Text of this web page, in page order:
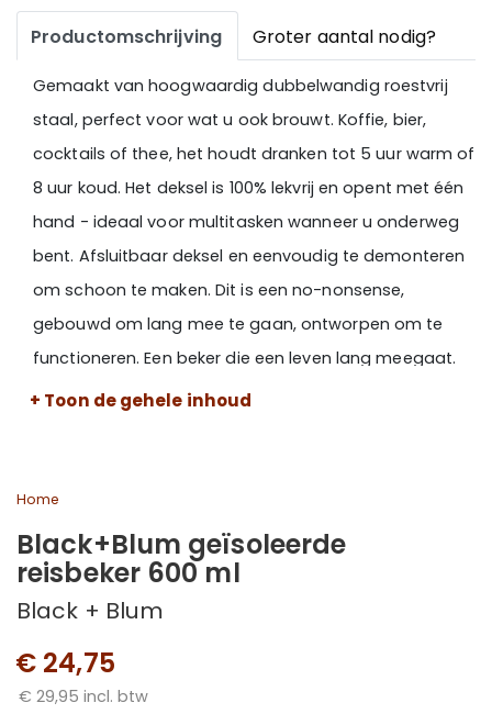
Productomschrijving Groter aantal nodig?
Gemaakt van hoogwaardig dubbelwandig roestvrij
staal, perfect voor wat u ook brouwt. Koffie, bier,
cocktails of thee, het houdt dranken tot 5 uur warm of
8 uur koud. Het deksel is 100% lekvrij en opent met één
hand - ideaal voor multitasken wanneer u onderweg
bent. Afsluitbaar deksel en eenvoudig te demonteren
om schoon te maken. Dit is een no-nonsense,
gebouwd om lang mee te gaan, ontworpen om te
functioneren. Een beker die een leven lang meegaat.
+ Toon de gehele inhoud
Home
Black+Blum geïsoleerde
reisbeker 600 ml
Black + Blum
€ 24,75
€ 29,95 incl. btw